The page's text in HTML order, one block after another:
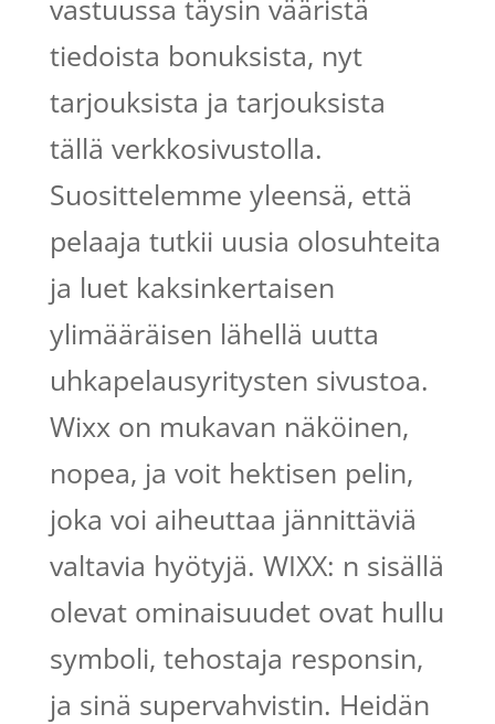
vastuussa täysin vääristä
tiedoista bonuksista, nyt
tarjouksista ja tarjouksista
tällä verkkosivustolla.
Suosittelemme yleensä, että
pelaaja tutkii uusia olosuhteita
ja luet kaksinkertaisen
ylimääräisen lähellä uutta
uhkapelausyritysten sivustoa.
Wixx on mukavan näköinen,
nopea, ja voit hektisen pelin,
joka voi aiheuttaa jännittäviä
valtavia hyötyjä. WIXX: n sisällä
olevat ominaisuudet ovat hullu
symboli, tehostaja responsin,
ja sinä supervahvistin. Heidän